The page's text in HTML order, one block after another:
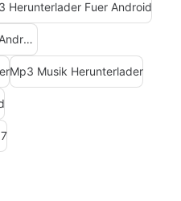
Herunterlader Fuer Android
Kostenloser Mp3-downloader Für Android
Mp3 Musik Herunterlader